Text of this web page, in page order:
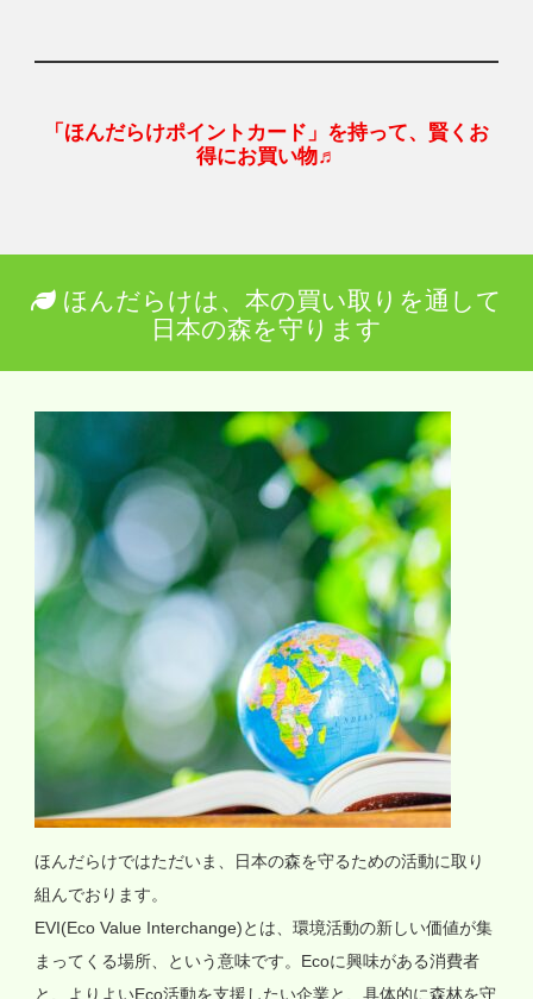
「ほんだらけポイントカード」を持って、賢くお
得にお買い物♬
ほんだらけは、本の買い取りを通して
日本の森を守ります
ほんだらけではただいま、日本の森を守るための活動に取り
組んでおります。
EVI(Eco Value Interchange)とは、環境活動の新しい価値が集
まってくる場所、という意味です。Ecoに興味がある消費者
と、よりよいEco活動を支援したい企業と、具体的に森林を守